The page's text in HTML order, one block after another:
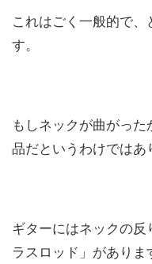
これはごく一般的で
す。
もしネックが曲がっ
品だというわけではあ
ギターにはネックの反
ラスロッド」がありま